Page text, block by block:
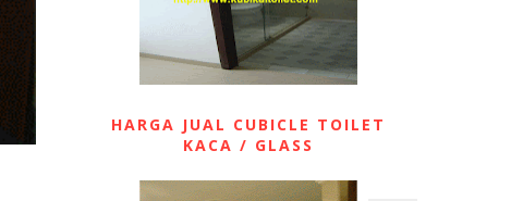
HARGA JUAL CUBICLE TOILET
KACA / GLASS